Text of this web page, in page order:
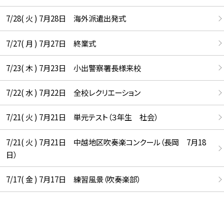
7/28( 火 ) 7月28日 海外派遣出発式
7/27( 月 ) 7月27日 終業式
7/23( 木 ) 7月23日 小出警察署長様来校
7/22( 水 ) 7月22日 全校レクリエーション
7/21( 火 ) 7月21日 単元テスト（３年生 社会）
7/21( 火 ) 7月21日 中越地区吹奏楽コンクール（長岡 7月18
日）
7/17( 金 ) 7月17日 練習風景（吹奏楽部）